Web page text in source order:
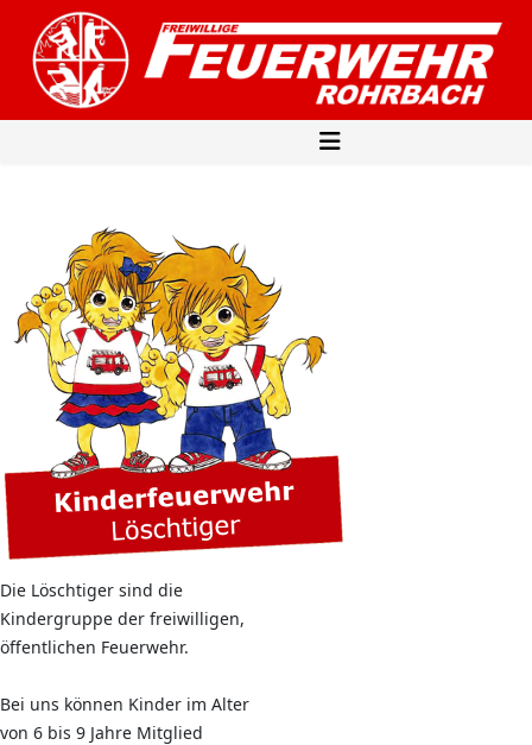
Die Löschtiger sind die
Kindergruppe der freiwilligen,
öffentlichen Feuerwehr.
Bei uns können Kinder im Alter
von 6 bis 9 Jahre Mitglied